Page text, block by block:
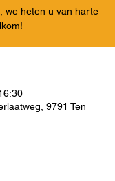
we heten u van harte
9791 Ten